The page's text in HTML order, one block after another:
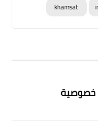
khamsat
خصوصية